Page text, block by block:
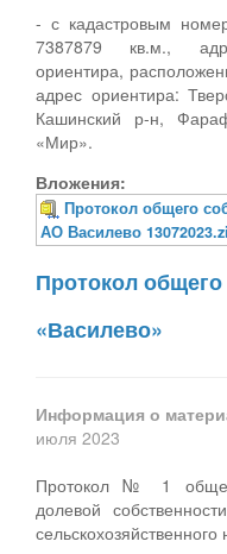
- с кадастровым
7387879 кв.м.,
ориентира,
адрес ориентира:
Кашинский р-н,
«Мир».
Вложения:
Протокол общего
АО Василево
Протокол
«Василево»
Информация о
июля 2023
Протокол № 1
долевой
сельскохозяйственного